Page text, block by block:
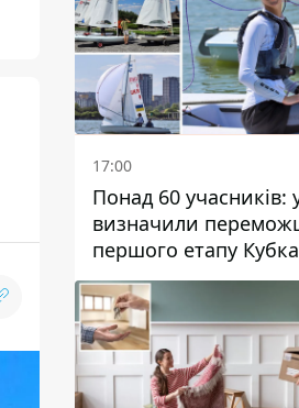
17:00
Понад 60 учасників:
визначили
першого етапу Кубка
України з
спорту